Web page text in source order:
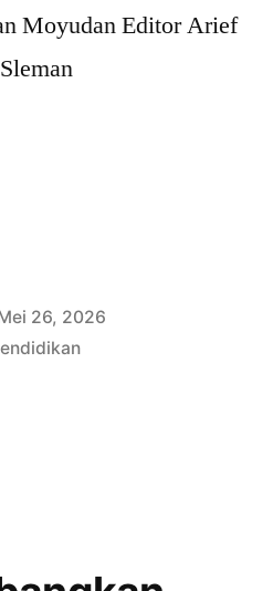
Moyudan Editor Arief
26, 2026